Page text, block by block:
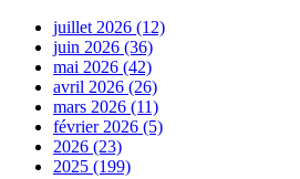
juillet 2026 (12)
juin 2026 (36)
mai 2026 (42)
avril 2026 (26)
mars 2026 (11)
février 2026 (5)
2026 (23)
2025 (199)